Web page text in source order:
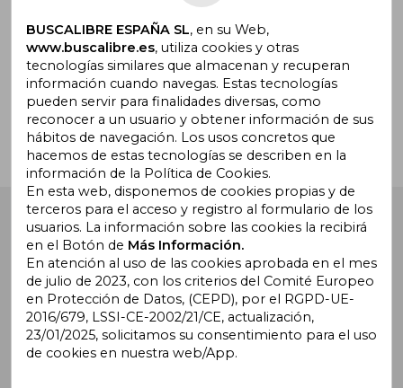
¿Necesitas ayuda?
Ir a Centro de Soporte
Buscalibre España . Calle Energía, 65, Nave 3 (08940),
Cornellà de Llobregat, Barcelona. Derechos Reservados.
Buscalibre Argentina| Buscalibre Chile
BUSCALIBRE ESPAÑA SL, en su Web,
www.buscalibre.es, utiliza cookies y otras
tecnologías similares que almacenan y recuperan
información cuando navegas. Estas tecnologías
pueden servir para finalidades diversas, como
reconocer a un usuario y obtener información de sus
hábitos de navegación. Los usos concretos que
hacemos de estas tecnologías se describen en la
información de la Política de Cookies.
En esta web, disponemos de cookies propias y de
terceros para el acceso y registro al formulario de los
usuarios. La información sobre las cookies la recibirá
en el Botón de Más Información.
En atención al uso de las cookies aprobada en el mes
de julio de 2023, con los criterios del Comité Europeo
en Protección de Datos, (CEPD), por el RGPD-UE-
2016/679, LSSI-CE-2002/21/CE, actualización,
23/01/2025, solicitamos su consentimiento para el uso
de cookies en nuestra web/App.